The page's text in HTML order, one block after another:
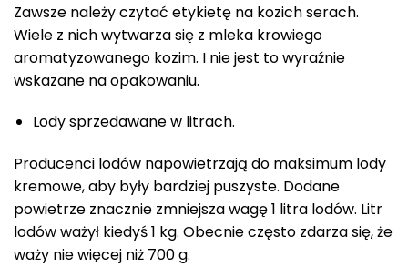
Zawsze należy czytać etykietę na kozich serach.
Wiele z nich wytwarza się z mleka krowiego
aromatyzowanego kozim. I nie jest to wyraźnie
wskazane na opakowaniu.
Lody sprzedawane w litrach.
Producenci lodów napowietrzają do maksimum lody
kremowe, aby były bardziej puszyste. Dodane
powietrze znacznie zmniejsza wagę 1 litra lodów. Litr
lodów ważył kiedyś 1 kg. Obecnie często zdarza się, że
waży nie więcej niż 700 g.